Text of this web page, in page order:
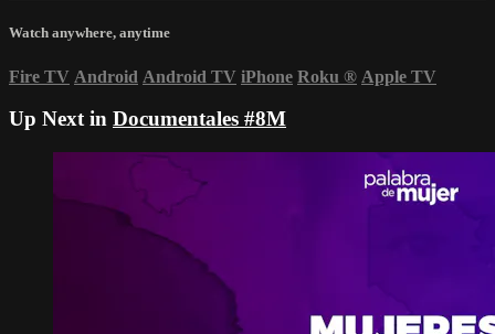
Watch anywhere, anytime
Fire TV Android Android TV iPhone Roku ® Apple TV
Up Next in Documentales #8M